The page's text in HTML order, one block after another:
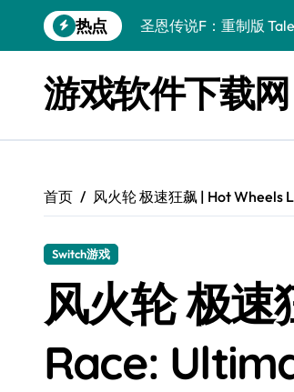
到
热点
圣恩传说F：重制版
终焉之玛格诺利亚：雾
休闲运动系列：网球
星球大战前传1：绝地
阿瑞亚之旅 Worlds of
阿喀琉斯：传说未竟之
小镇惊魂：重制版合集
游戏软件下载网
首页 风火轮 极速狂飙 | Hot Wheels
Switch游戏
风火轮 极速
Race: